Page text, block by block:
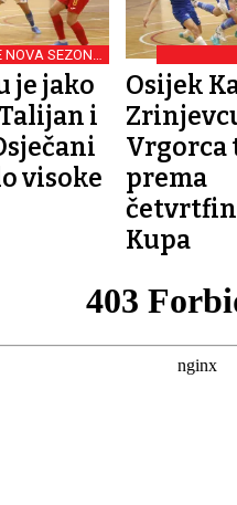
NOVA SEZONA
HMNL-A
je jako
i
visoke
Osijek
Vrgorca
prema
Kupa